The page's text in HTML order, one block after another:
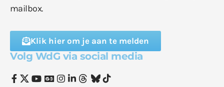
mailbox.
Klik hier om je aan te melden
Volg WdG via social media